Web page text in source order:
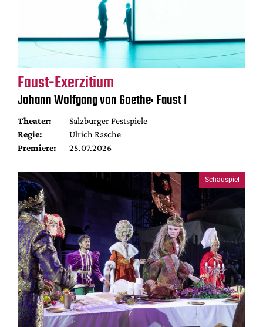
Faust-Exerzitium
Johann Wolfgang von Goethe: Faust I
Theater:
Salzburger Festspiele
Regie:
Ulrich Rasche
Premiere:
25.07.2026
Schauspiel